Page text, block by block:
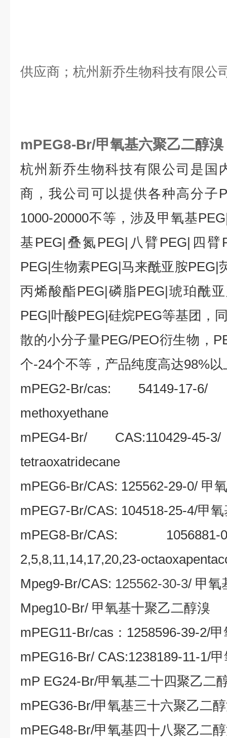
供应商；杭州新乔生物科技有限公
mPEG8-Br/甲氧基六聚乙二醇溴
杭州新乔生物科技有限公司是国
商，我公司可以提供各种高分子
1000-20000不等，涉及甲氧基
基 PEG| 叠氮 PEG| 八臂 PEG| 四臂
PEG|生物素PEG|马来酰亚胺PEG|
丙烯酸酯PEG|磷脂PEG|琥珀酰
PEG|叶酸PEG|硅烷PEG等基团，
散的小分子量PEG/PEO衍生物，
个-24个不等，产品纯度高达98%
mPEG2-Br/cas: 54149-17-6/
methoxyethane
mPEG4-Br/ CAS:110429-45-
tetraoxatridecane
mPEG6-Br/CAS: 125562-29-0/ 甲
mPEG7-Br/CAS: 104518-25-4/甲
mPEG8-Br/CAS:
2,5,8,11,14,17,20,23-
Mpeg9-Br/CAS: 125562-30-3/ 甲氧
Mpeg10-Br/ 甲氧基十聚乙二醇溴
mPEG11-Br/cas ： 1258596-39-2/甲
mPEG16-Br/ CAS:1238189-11-1/
mP EG24-Br/甲氧基二十四聚乙二
mPEG36-Br/甲氧基三十六聚乙二
mPEG48-Br/甲氧基四十八聚乙二